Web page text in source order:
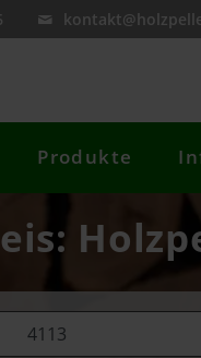
Produkte